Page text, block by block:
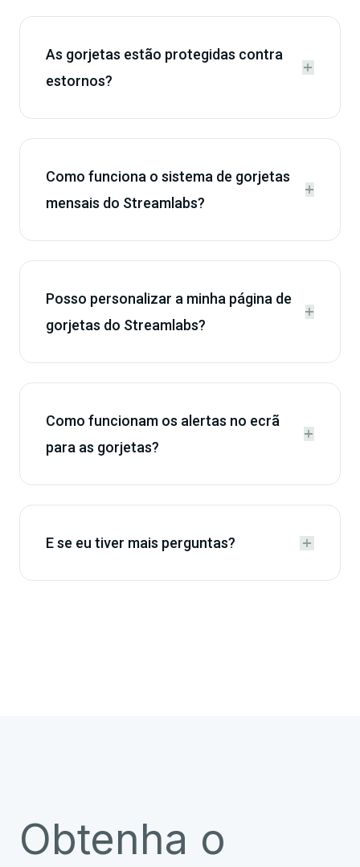
As gorjetas estão protegidas contra
estornos?


Como funciona o sistema de gorjetas
mensais do Streamlabs?


Posso personalizar a minha página de
gorjetas do Streamlabs?


Como funcionam os alertas no ecrã
para as gorjetas?


E se eu tiver mais perguntas? 

Obtenha o